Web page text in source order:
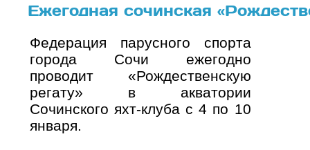
Ежегодная сочинская
Федерация парусного спорта
города Сочи ежегодно
проводит «Рождественскую
регату» в акватории
Сочинского яхт-клуба с 4 по 10
января.